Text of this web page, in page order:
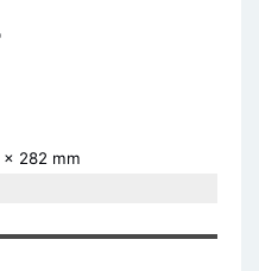
× 282 mm